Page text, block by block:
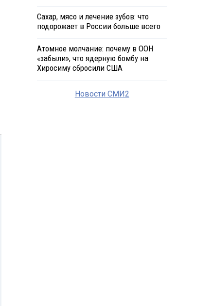
Сахар, мясо и лечение зубов: что
подорожает в России больше всего
Атомное молчание: почему в ООН
«забыли», что ядерную бомбу на
Хиросиму сбросили США
Новости СМИ2